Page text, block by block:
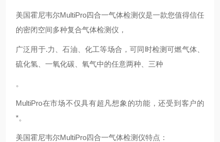
美国霍尼韦尔MultiPro四合一气体检测仪是一款您值得信任
的密闭空间多种复合气体检测仪，
广泛用于.力、石油、化工等场合，可同时检测可燃气体、
硫化氢、一氧化碳、氧气中的任意两种、三种
。
MultiPro在市场不仅具有超凡想象的功能，还受到客户的
*。
美国霍尼韦尔MultiPro四合一气体检测仪特点：